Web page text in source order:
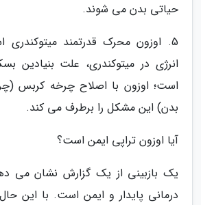
حیاتی بدن می شوند.
5. اوزون محرک قدرتمند
انرژی در میتوکندری، علت بنیادین
است؛ اوزون با اصلاح چرخه کربس
بدن) این مشکل را برطرف می کند.
آیا اوزون تراپی ایمن است؟
یک بازبینی از یک گزارش نشان می
درمانی پایدار و ایمن است. با این